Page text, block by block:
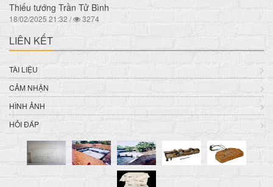
Thiếu tướng Trần Tử Bình
18/02/2025 21:32 / 3274
LIÊN KẾT
TÀI LIỆU
CẢM NHẬN
HÌNH ẢNH
HỎI ĐÁP